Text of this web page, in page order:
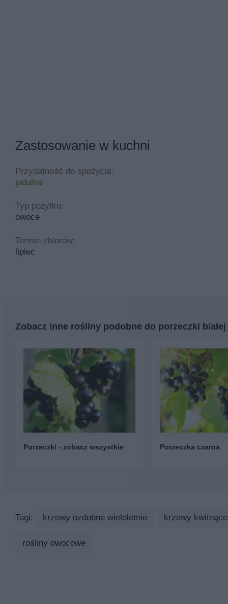
Zastosowanie w kuchni
Przydatność do spożycia:
jadalna
Typ pożytku:
owoce
Termin zbiorów:
lipiec
Zobacz inne rośliny podobne do porzeczki białej
Porzeczki - zobacz wszystkie Porzeczka czarna
Tagi: krzewy ozdobne wieloletnie krzewy kwitnące
rośliny owocowe